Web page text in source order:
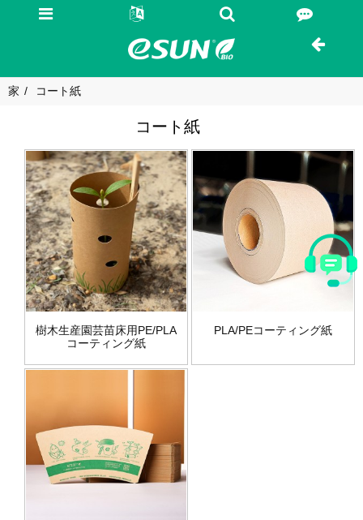
家 コート紙
コート紙
樹木生産園芸苗床用PE/PLA
コーティング紙
PLA/PEコーティング紙